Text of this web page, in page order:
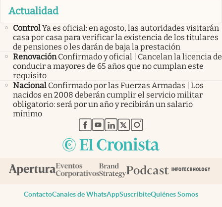
Actualidad
ControlYa es oficial: en agosto, las autoridades visitarán
casa por casa para verificar la existencia de los titulares
de pensiones o les darán de baja la prestación
Renovación Confirmado y oficial | Cancelan la licencia de
conducir a mayores de 65 años que no cumplan este
requisito
Nacional Confirmado por las Fuerzas Armadas | Los
nacidos en 2008 deberán cumplir el servicio militar
obligatorio: será por un año y recibirán un salario
mínimo
abre en nueva pestaña
abre en nueva pestaña
abre en nueva pestaña
abre en nueva pestaña
abre en nueva pestaña
ContactoCanales de WhatsAppSuscribiteQuiénes Somos